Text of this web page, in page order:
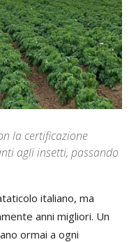
la certificazione
agli insetti, passando
italiano, ma
anni migliori. Un
ormai a ogni